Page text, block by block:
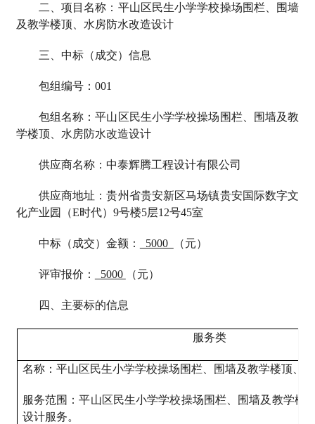
二、项目名称：平山区民生小学学校操场围栏、围墙
及教学楼顶、水房防水改造设计
三、中标（成交）信息
包组编号：001
包组名称：平山区民生小学学校操场围栏、围墙及教
学楼顶、水房防水改造设计
供应商名称：中泰辉腾工程设计有限公司
供应商地址：贵州省贵安新区马场镇贵安国际数字文
化产业园（E时代）9号楼5层12号45室
中标（成交）金额： 5000 （元）
评审报价： 5000 （元）
四、主要标的信息
服务类
名称：平山区民生小学学校操场围栏、围墙及教学楼顶、
服务范围：平山区民生小学学校操场围栏、围墙及教学楼
设计服务。